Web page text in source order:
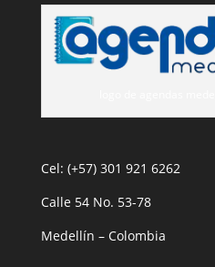
Cel: (+57) 301 921 6262
Calle 54 No. 53-78
Medellín – Colombia